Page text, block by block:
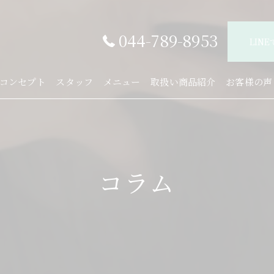
044-789-8953 LINE
ンセプト スタッフ メニュー 取扱い商品紹介 お客様の声
コラム